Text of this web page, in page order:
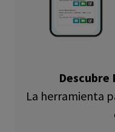
Descubre
La herramienta